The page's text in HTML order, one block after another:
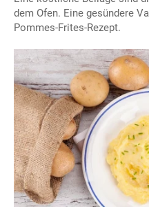
dem Ofen. Eine gesündere
Pommes-Frites-Rezept.